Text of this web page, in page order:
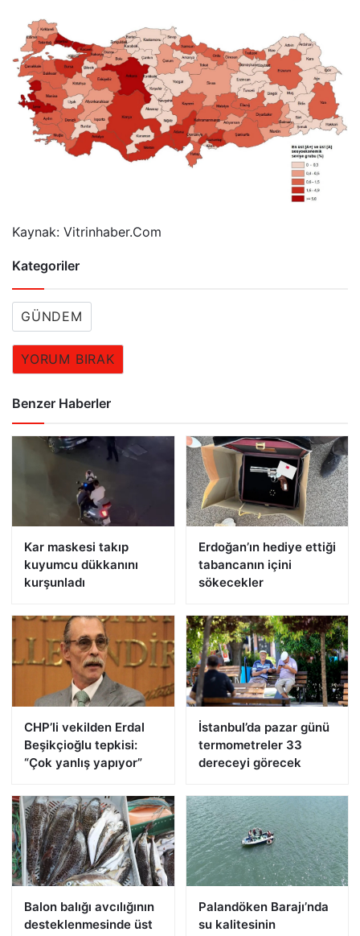
Kaynak: Vitrinhaber.Com
Kategoriler
GÜNDEM
YORUM BIRAK
Benzer Haberler
Kar maskesi takıp
kuyumcu dükkanını
kurşunladı
Erdoğan’ın hediye ettiği
tabancanın içini
sökecekler
CHP’li vekilden Erdal
Beşikçioğlu tepkisi:
“Çok yanlış yapıyor”
İstanbul’da pazar günü
termometreler 33
dereceyi görecek
Balon balığı avcılığının
desteklenmesinde üst
Palandöken Barajı’nda
su kalitesinin